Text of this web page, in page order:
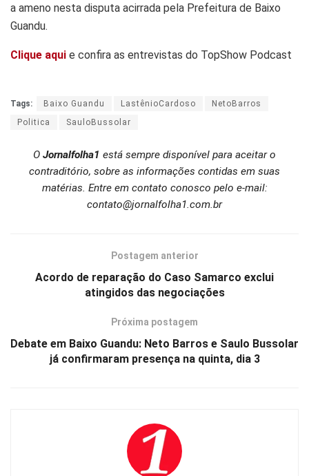
a ameno nesta disputa acirrada pela Prefeitura de Baixo
Guandu.
Clique aqui e confira as entrevistas do TopShow Podcast
Tags: Baixo Guandu LastênioCardoso
NetoBarros
Politica
SauloBussolar
O Jornalfolha1 está sempre disponível para aceitar o
contraditório, sobre as informações contidas em suas
matérias. Entre em contato conosco pelo e-mail:
contato@jornalfolha1.com.br
Postagem anterior
Acordo de reparação do Caso Samarco exclui
atingidos das negociações
Próxima postagem
Debate em Baixo Guandu: Neto Barros e Saulo Bussolar
já confirmaram presença na quinta, dia 3